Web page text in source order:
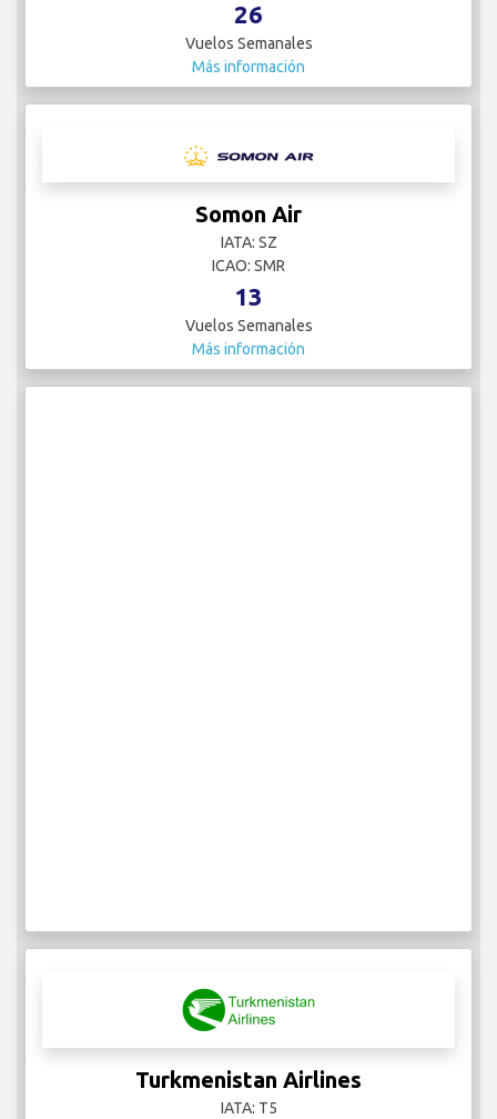
26
Vuelos Semanales
Más información
Somon Air
IATA: SZ
ICAO: SMR
13
Vuelos Semanales
Más información
Turkmenistan Airlines
IATA: T5